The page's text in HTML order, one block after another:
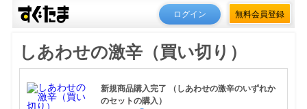
ログイン 無料会員登録
しあわせの激辛（買い切り）
新規商品購入完了 （しあわせの激辛のいずれか
のセットの購入）